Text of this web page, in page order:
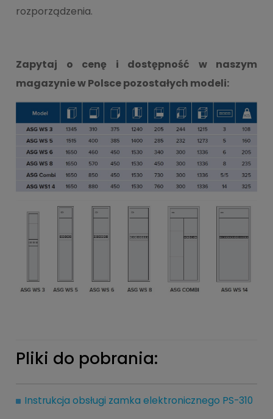
rozporządzenia.
Zapytaj o cenę i dostępność w naszym
magazynie w Polsce pozostałych modeli:
Pliki do pobrania:
Instrukcja obsługi zamka elektronicznego PS-310